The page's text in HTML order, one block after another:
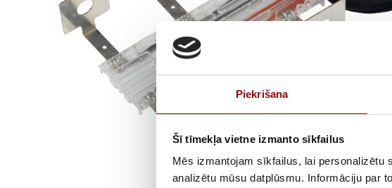
Piekrišana
Šī tīmekļa vietne izmanto sīkfailus
Mēs izmantojam sīkfailus, lai personalizētu
analizētu mūsu datplūsmu. Informāciju par